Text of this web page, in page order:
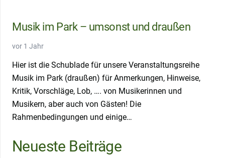
Musik im Park – umsonst und draußen
vor 1 Jahr
Hier ist die Schublade für unsere Veranstaltungsreihe
Musik im Park (draußen) für Anmerkungen, Hinweise,
Kritik, Vorschläge, Lob, …. von Musikerinnen und
Musikern, aber auch von Gästen! Die
Rahmenbedingungen und einige…
Neueste Beiträge